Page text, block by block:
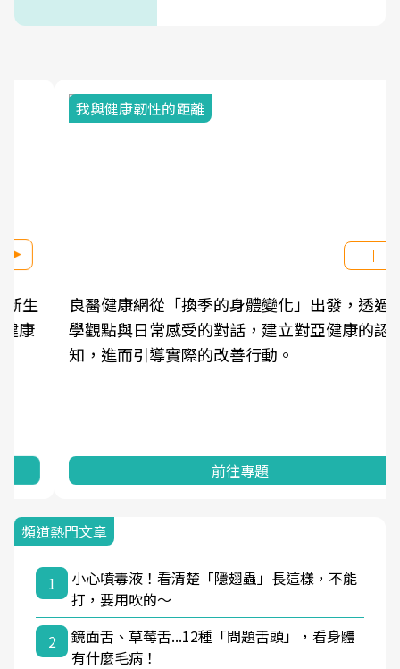
我與健康韌性的距離
良醫健康網從「換季的身體變化」出發，透過醫
學觀點與日常感受的對話，建立對亞健康的認
知，進而引導實際的改善行動。
前往專題
頻道熱門文章
1
小心噴毒液！看清楚「隱翅蟲」長這樣，不能
打，要用吹的～
2
鏡面舌、草莓舌...12種「問題舌頭」，看身體
有什麼毛病！